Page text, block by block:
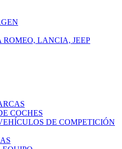
ROMEO, LANCIA, JEEP
COCHES
DE COMPETICIÓN